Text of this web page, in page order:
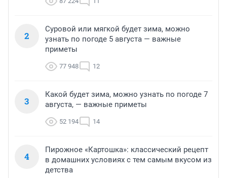
2
Суровой или мягкой будет зима, можно
узнать по погоде 5 августа — важные
приметы
77 948 12
3
Какой будет зима, можно узнать по погоде 7
августа, — важные приметы
52 194 14
4
Пирожное «Картошка»: классический рецепт
в домашних условиях с тем самым вкусом из
детства